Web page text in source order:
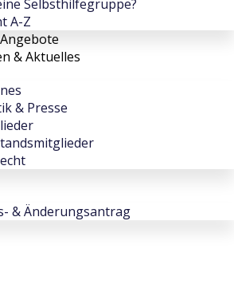
Selbsthilfegruppe?
A-Z
& Aktuelles
& Presse
& Änderungsantrag